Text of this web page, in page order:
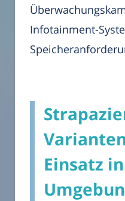
Infotainment-
Einsatz